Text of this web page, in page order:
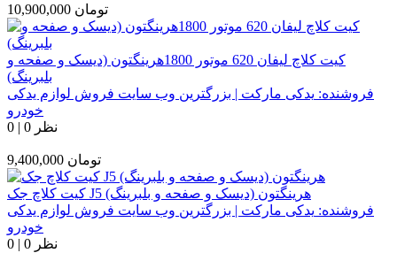
10,900,000 تومان
کیت کلاچ لیفان 620 موتور 1800هرینگتون (دیسک و صفحه و
بلبرینگ)
فروشنده: یدکی مارکت | بزرگترین وب سایت فروش لوازم یدکی
خودرو
0 | 0 نظر
9,400,000 تومان
کیت کلاچ جک J5 هرینگتون (دیسک و صفحه و بلبرینگ)
فروشنده: یدکی مارکت | بزرگترین وب سایت فروش لوازم یدکی
خودرو
0 | 0 نظر